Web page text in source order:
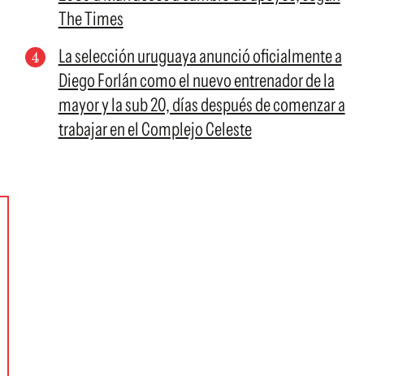
The Times
La selección uruguaya anunció oficialmente a
Diego Forlán como el nuevo entrenador de la
mayor y la sub 20, días después de comenzar a
trabajar en el Complejo Celeste